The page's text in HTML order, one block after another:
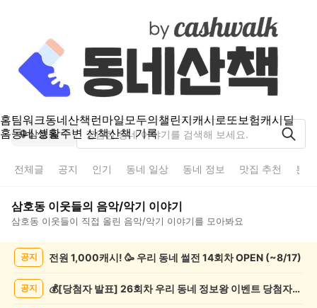
홈팀워크동네산책런마일모두의챌린지캐시로또보험캐시딜
홈동네 생활주변 산책산책 기록
삼호동
전체글 공지 인기 동네 일상 동네 정보 맛집 추천 분
삼호동 이웃들의 음악/악기 이야기
삼호동 이웃들이 직접 올린 음악/악기 이야기를 모아봐요
공지 전원 1,000캐시! 🥳 우리 동네 썰전 14회차 OPEN (~8/17)
공지 💰[당첨자 발표] 26회차 우리 동네 정보왕 이벤트 당첨자를 발표합니다!